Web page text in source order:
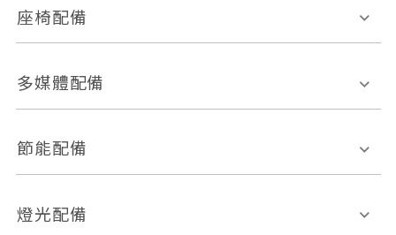
恆溫空調
前座正面氣囊
ABS防鎖死
車道偏離警示
自動停車系統 盲點偵測系統
倒車雷達
座椅配備
皮椅
多媒體配備
外部音源接入
節能配備
引擎啟閉系統
燈光配備